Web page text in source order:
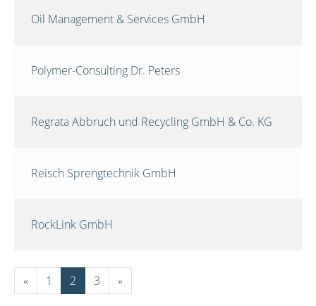
Oil Management & Services GmbH
Polymer-Consulting Dr. Peters
Regrata Abbruch und Recycling GmbH & Co. KG
Reisch Sprengtechnik GmbH
RockLink GmbH
« 1 2 3 »